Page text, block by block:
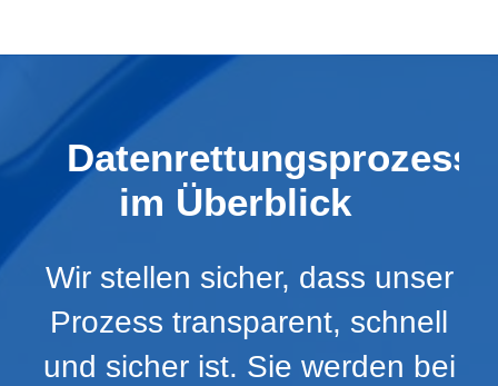
Datenrettungsprozess
im Überblick
Wir stellen sicher, dass unser
Prozess transparent, schnell
und sicher ist. Sie werden bei